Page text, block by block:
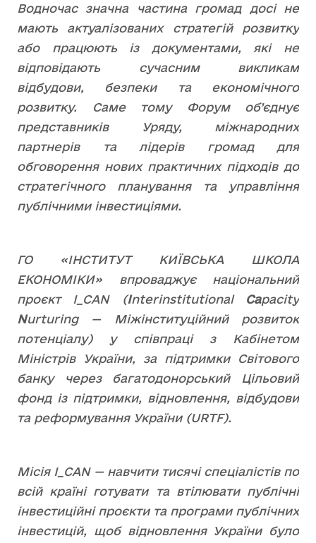
Водночас значна частина громад досі не
мають актуалізованих стратегій розвитку
або працюють із документами, які не
відповідають сучасним викликам
відбудови, безпеки та економічного
розвитку. Саме тому Форум об’єднує
представників Уряду, міжнародних
партнерів та лідерів громад для
обговорення нових практичних підходів до
стратегічного планування та управління
публічними інвестиціями.
ГО «ІНСТИТУТ КИЇВСЬКА ШКОЛА
ЕКОНОМІКИ» впроваджує національний
проєкт I_CAN (Interinstitutional Capacity
Nurturing — Міжінституційний розвиток
потенціалу) у співпраці з Кабінетом
Міністрів України, за підтримки Світового
банку через багатодонорський Цільовий
фонд із підтримки, відновлення, відбудови
та реформування України (URTF).
Місія I_CAN — навчити тисячі спеціалістів по
всій країні готувати та втілювати публічні
інвестиційні проєкти та програми публічних
інвестицій, щоб відновлення України було